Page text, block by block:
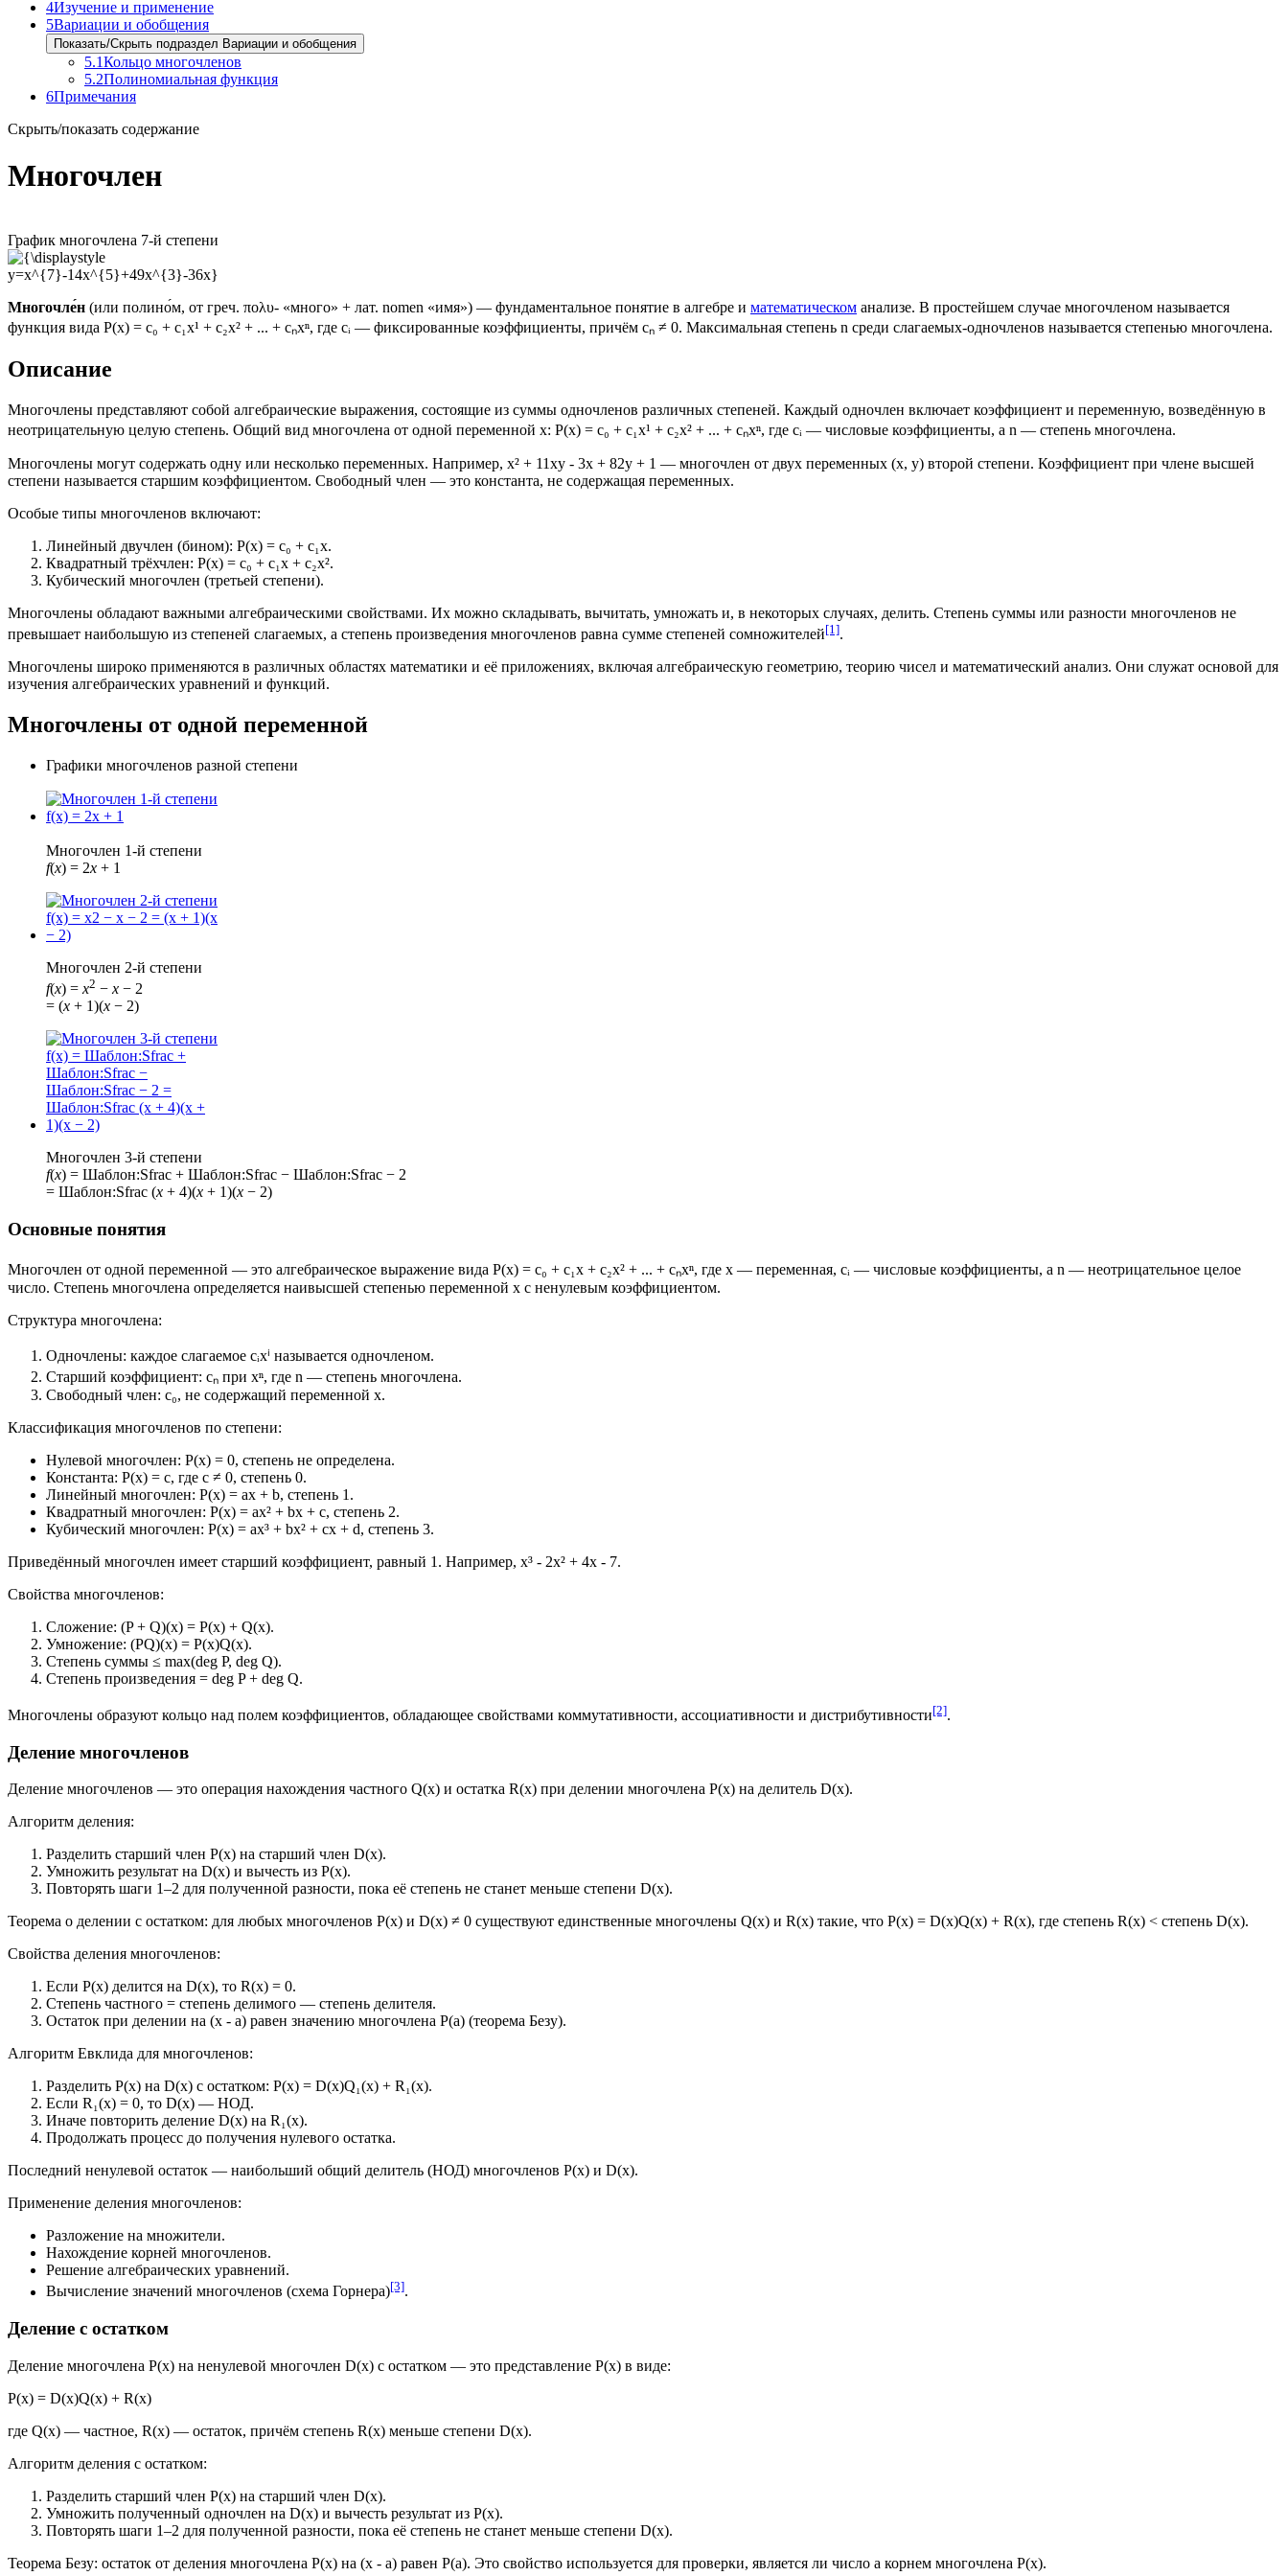
4Изучение и применение
5Вариации и обобщения
Показать/Скрыть подраздел Вариации и обобщения
5.1Кольцо многочленов
5.2Полиномиальная функция
6Примечания
Скрыть/показать содержание
Многочлен
График многочлена 7-й степени
Многочле́н (или полино́м, от греч. πολυ- «много» + лат. nomen «имя») — фундаментальное понятие в алгебре и математическом анализе. В простейшем случае многочленом называется
функция вида P(x) = c₀ + c₁x¹ + c₂x² + ... + cₙxⁿ, где cᵢ — фиксированные коэффициенты, причём cₙ ≠ 0. Максимальная степень n среди слагаемых-одночленов называется степенью многочлена.
Описание
Многочлены представляют собой алгебраические выражения, состоящие из суммы одночленов различных степеней. Каждый одночлен включает коэффициент и переменную, возведённую в
неотрицательную целую степень. Общий вид многочлена от одной переменной x: P(x) = c₀ + c₁x¹ + c₂x² + ... + cₙxⁿ, где cᵢ — числовые коэффициенты, а n — степень многочлена.
Многочлены могут содержать одну или несколько переменных. Например, x² + 11xy - 3x + 82y + 1 — многочлен от двух переменных (x, y) второй степени. Коэффициент при члене высшей
степени называется старшим коэффициентом. Свободный член — это константа, не содержащая переменных.
Особые типы многочленов включают:
Линейный двучлен (бином): P(x) = c₀ + c₁x.
Квадратный трёхчлен: P(x) = c₀ + c₁x + c₂x².
Кубический многочлен (третьей степени).
Многочлены обладают важными алгебраическими свойствами. Их можно складывать, вычитать, умножать и, в некоторых случаях, делить. Степень суммы или разности многочленов не
превышает наибольшую из степеней слагаемых, а степень произведения многочленов равна сумме степеней сомножителей[1].
Многочлены широко применяются в различных областях математики и её приложениях, включая алгебраическую геометрию, теорию чисел и математический анализ. Они служат основой для
изучения алгебраических уравнений и функций.
Многочлены от одной переменной
Графики многочленов разной степени
Многочлен 1-й степени
f(x) = 2x + 1
Многочлен 2-й степени
f(x) = x2 − x − 2
= (x + 1)(x − 2)
Многочлен 3-й степени
f(x) = Шаблон:Sfrac + Шаблон:Sfrac − Шаблон:Sfrac − 2
= Шаблон:Sfrac (x + 4)(x + 1)(x − 2)
Основные понятия
Многочлен от одной переменной — это алгебраическое выражение вида P(x) = c₀ + c₁x + c₂x² + ... + cₙxⁿ, где x — переменная, cᵢ — числовые коэффициенты, а n — неотрицательное целое
число. Степень многочлена определяется наивысшей степенью переменной x с ненулевым коэффициентом.
Структура многочлена:
Одночлены: каждое слагаемое cᵢxⁱ называется одночленом.
Старший коэффициент: cₙ при xⁿ, где n — степень многочлена.
Свободный член: c₀, не содержащий переменной x.
Классификация многочленов по степени:
Нулевой многочлен: P(x) = 0, степень не определена.
Константа: P(x) = c, где c ≠ 0, степень 0.
Линейный многочлен: P(x) = ax + b, степень 1.
Квадратный многочлен: P(x) = ax² + bx + c, степень 2.
Кубический многочлен: P(x) = ax³ + bx² + cx + d, степень 3.
Приведённый многочлен имеет старший коэффициент, равный 1. Например, x³ - 2x² + 4x - 7.
Свойства многочленов:
Сложение: (P + Q)(x) = P(x) + Q(x).
Умножение: (PQ)(x) = P(x)Q(x).
Степень суммы ≤ max(deg P, deg Q).
Степень произведения = deg P + deg Q.
Многочлены образуют кольцо над полем коэффициентов, обладающее свойствами коммутативности, ассоциативности и дистрибутивности[2].
Деление многочленов
Деление многочленов — это операция нахождения частного Q(x) и остатка R(x) при делении многочлена P(x) на делитель D(x).
Алгоритм деления:
Разделить старший член P(x) на старший член D(x).
Умножить результат на D(x) и вычесть из P(x).
Повторять шаги 1–2 для полученной разности, пока её степень не станет меньше степени D(x).
Теорема о делении с остатком: для любых многочленов P(x) и D(x) ≠ 0 существуют единственные многочлены Q(x) и R(x) такие, что P(x) = D(x)Q(x) + R(x), где степень R(x) < степень D(x).
Свойства деления многочленов:
Если P(x) делится на D(x), то R(x) = 0.
Степень частного = степень делимого — степень делителя.
Остаток при делении на (x - a) равен значению многочлена P(a) (теорема Безу).
Алгоритм Евклида для многочленов:
Разделить P(x) на D(x) с остатком: P(x) = D(x)Q₁(x) + R₁(x).
Если R₁(x) = 0, то D(x) — НОД.
Иначе повторить деление D(x) на R₁(x).
Продолжать процесс до получения нулевого остатка.
Последний ненулевой остаток — наибольший общий делитель (НОД) многочленов P(x) и D(x).
Применение деления многочленов:
Разложение на множители.
Нахождение корней многочленов.
Решение алгебраических уравнений.
Вычисление значений многочленов (схема Горнера)[3].
Деление с остатком
Деление многочлена P(x) на ненулевой многочлен D(x) с остатком — это представление P(x) в виде:
P(x) = D(x)Q(x) + R(x)
где Q(x) — частное, R(x) — остаток, причём степень R(x) меньше степени D(x).
Алгоритм деления с остатком:
Разделить старший член P(x) на старший член D(x).
Умножить полученный одночлен на D(x) и вычесть результат из P(x).
Повторять шаги 1–2 для полученной разности, пока её степень не станет меньше степени D(x).
Теорема Безу: остаток от деления многочлена P(x) на (x - a) равен P(a). Это свойство используется для проверки, является ли число a корнем многочлена P(x).